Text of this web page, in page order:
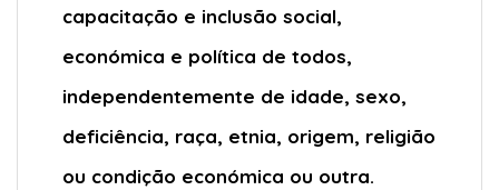
capacitação e inclusão social,
económica e política de todos,
independentemente de idade, sexo,
deficiência, raça, etnia, origem, religião
ou condição económica ou outra.